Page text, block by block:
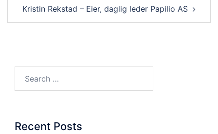
Kristin Rekstad – Eier, daglig leder Papilio AS
Recent Posts